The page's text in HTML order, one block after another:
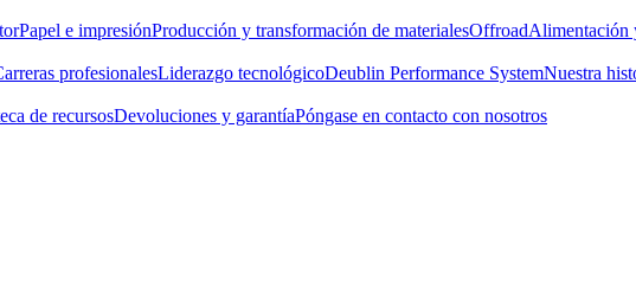
Papel e impresiónProducción y transformación de materialesOffroadAlimentación
profesionalesLiderazgo tecnológicoDeublin Performance SystemNuestra
de recursosDevoluciones y garantíaPóngase en contacto con nosotros